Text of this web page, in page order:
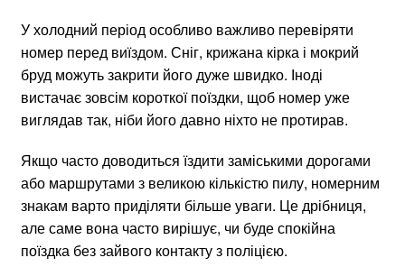
У холодний період особливо важливо перевіряти
номер перед виїздом. Сніг, крижана кірка і мокрий
бруд можуть закрити його дуже швидко. Іноді
вистачає зовсім короткої поїздки, щоб номер уже
виглядав так, ніби його давно ніхто не протирав.
Якщо часто доводиться їздити заміськими дорогами
або маршрутами з великою кількістю пилу, номерним
знакам варто приділяти більше уваги. Це дрібниця,
але саме вона часто вирішує, чи буде спокійна
поїздка без зайвого контакту з поліцією.